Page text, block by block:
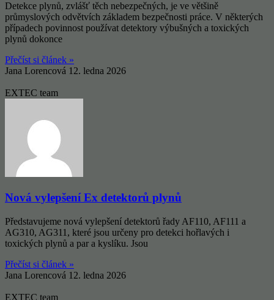
Detekce plynů, zvlášť těch nebezpečných, je ve většině
průmyslových odvětvích základem bezpečnosti práce. V některých
případech povinnost používat detektory výbušných a toxických
plynů dokonce
Přečíst si článek »
Jana Lorencová 12. ledna 2026
EXTEC team
Nová vylepšení Ex detektorů plynů
Představujeme nová vylepšení detektorů řady AF110, AF111 a
AG310, AG311, které jsou určeny pro detekci hořlavých i
toxických plynů a par a kyslíku. Jsou
Přečíst si článek »
Jana Lorencová 12. ledna 2026
EXTEC team